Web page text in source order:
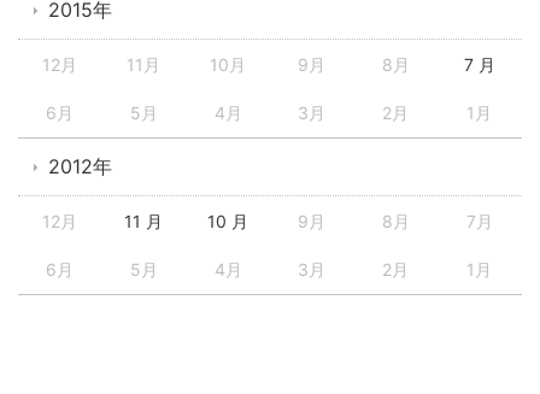
2015年
12月 11月 10月 9月 8月 7 月
6月 5月 4月 3月 2月 1月
2012年
12月 11 月 10 月 9月 8月 7月
6月 5月 4月 3月 2月 1月